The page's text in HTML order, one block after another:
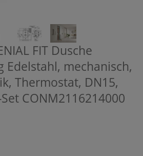
FIT Dusche
Edelstahl, mechanisch,
Thermostat, DN15,
CONM2116214000